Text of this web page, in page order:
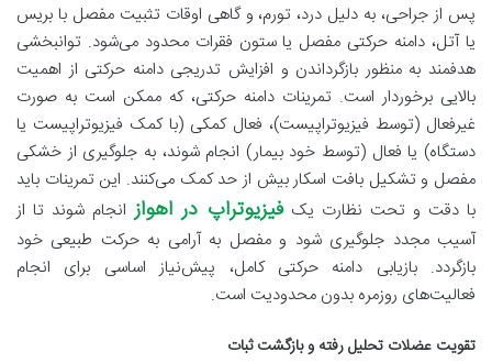
پس از جراحی، به دلیل درد، تورم، و گاهی اوقات تثبیت مفصل با بریس
یا آتل، دامنه حرکتی مفصل یا ستون فقرات محدود می‌شود. توانبخشی
هدفمند به منظور بازگرداندن و افزایش تدریجی دامنه حرکتی از اهمیت
بالایی برخوردار است. تمرینات دامنه حرکتی، که ممکن است به صورت
غیرفعال (توسط فیزیوتراپیست)، فعال کمکی (با کمک فیزیوتراپیست یا
دستگاه) یا فعال (توسط خود بیمار) انجام شوند، به جلوگیری از خشکی
مفصل و تشکیل بافت اسکار بیش از حد کمک می‌کنند. این تمرینات باید
با دقت و تحت نظارت یکفیزیوتراپ در اهوازانجام شوند تا از
آسیب مجدد جلوگیری شود و مفصل به آرامی به حرکت طبیعی خود
بازگردد. بازیابی دامنه حرکتی کامل، پیش‌نیاز اساسی برای انجام
فعالیت‌های روزمره بدون محدودیت است.
تقویت عضلات تحلیل رفته و بازگشت ثبات